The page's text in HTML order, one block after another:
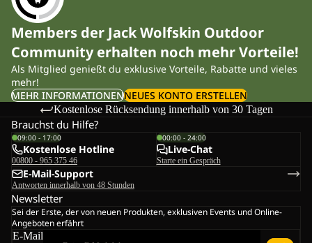
Members der Jack Wolfskin Outdoor
Community erhalten noch mehr Vorteile!
Als Mitglied genießt du exklusive Vorteile, Rabatte und vieles
mehr!
MEHR INFORMATIONENNEUES KONTO ERSTELLEN
Kostenlose Rücksendung innerhalb von 30 Tagen
Brauchst du Hilfe?
09:00 - 17:00
Kostenlose Hotline
00800 - 965 375 46
00:00 - 24:00
Live-Chat
Starte ein Gespräch
E-Mail-Support
Antworten innerhalb von 48 Stunden
Newsletter
Sei der Erste, der von neuen Produkten, exklusiven Events und Online-
Angeboten erfährt
E-Mail